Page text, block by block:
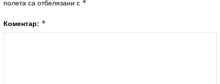
полета са отбелязани с *
Коментар: *